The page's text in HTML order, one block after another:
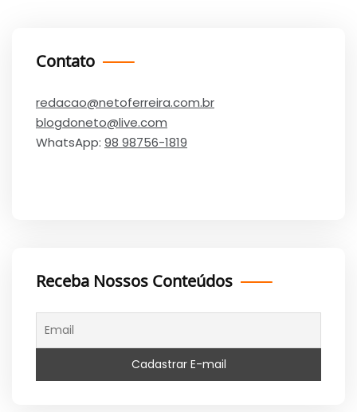
Contato
redacao@netoferreira.com.br
blogdoneto@live.com
WhatsApp: 98 98756-1819
Receba Nossos Conteúdos